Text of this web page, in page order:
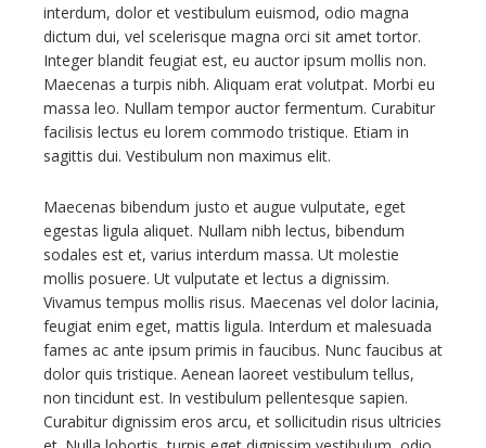
interdum, dolor et vestibulum euismod, odio magna
dictum dui, vel scelerisque magna orci sit amet tortor.
Integer blandit feugiat est, eu auctor ipsum mollis non.
Maecenas a turpis nibh. Aliquam erat volutpat. Morbi eu
massa leo. Nullam tempor auctor fermentum. Curabitur
facilisis lectus eu lorem commodo tristique. Etiam in
sagittis dui. Vestibulum non maximus elit.
Maecenas bibendum justo et augue vulputate, eget
egestas ligula aliquet. Nullam nibh lectus, bibendum
sodales est et, varius interdum massa. Ut molestie
mollis posuere. Ut vulputate et lectus a dignissim.
Vivamus tempus mollis risus. Maecenas vel dolor lacinia,
feugiat enim eget, mattis ligula. Interdum et malesuada
fames ac ante ipsum primis in faucibus. Nunc faucibus at
dolor quis tristique. Aenean laoreet vestibulum tellus,
non tincidunt est. In vestibulum pellentesque sapien.
Curabitur dignissim eros arcu, et sollicitudin risus ultricies